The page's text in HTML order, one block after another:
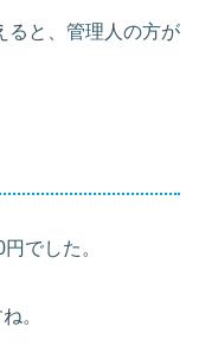
ると、管理人の方が
でした。
ね。